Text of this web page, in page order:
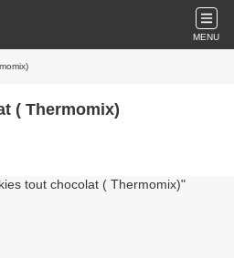
MENU
( Thermomix)